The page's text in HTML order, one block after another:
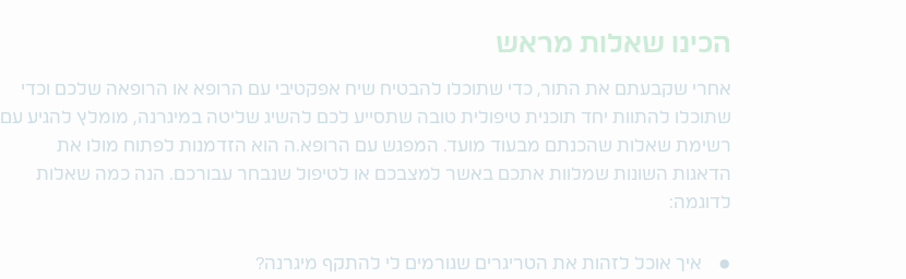
הכינו שאלות מראש
אחרי שקבעתם את התור, כדי שתוכלו להבטיח שיח אפקטיבי עם הרופא או הרופאה שלכם וכדי
שתוכלו להתוות יחד תוכנית טיפולית טובה שתסייע לכם להשיג שליטה במיגרנה, מומלץ להגיע עם
רשימת שאלות שהכנתם מבעוד מועד. המפגש עם הרופא.ה הוא הזדמנות לפתוח מולו את
הדאגות השונות שמלוות אתכם באשר למצבכם או לטיפול שנבחר עבורכם. הנה כמה שאלות
לדוגמה:
איך אוכל לזהות את הטריגרים שגורמים לי להתקף מיגרנה?